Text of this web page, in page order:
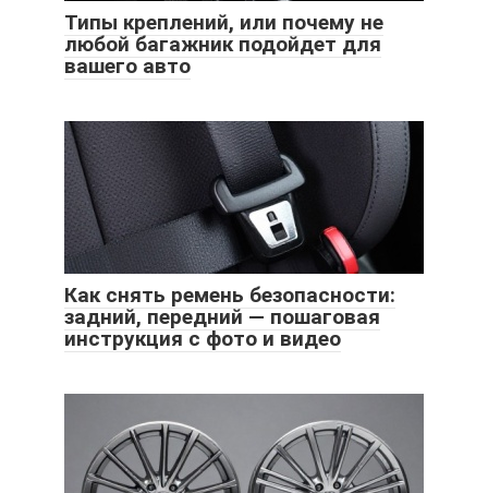
Типы креплений, или почему не
любой багажник подойдет для
вашего авто
Как снять ремень безопасности:
задний, передний — пошаговая
инструкция с фото и видео